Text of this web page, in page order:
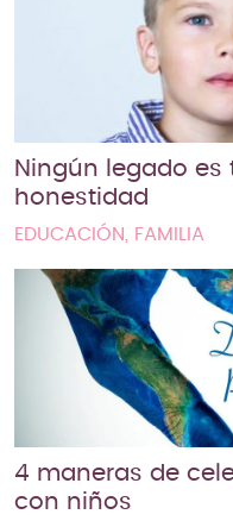
Ningún legado
honestidad
EDUCACIÓN, FAMILIA
4 maneras de
con niños